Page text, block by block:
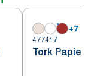
+7
477417
Tork